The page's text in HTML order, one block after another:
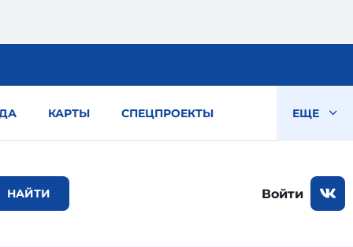
КАРТЫ СПЕЦПРОЕКТЫ ЕЩЕ
Войти